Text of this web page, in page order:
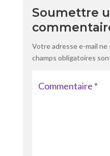
Soumettre
Votre adresse e-mail ne
champs obligatoires